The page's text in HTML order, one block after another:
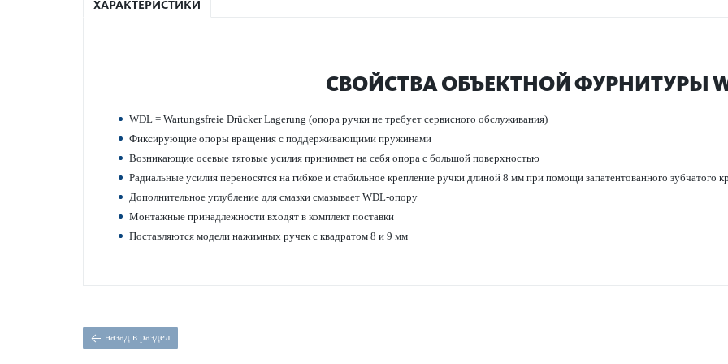
ХАРАКТЕРИСТИКИ
СВОЙСТВА ОБЪЕКТНОЙ ФУРНИТУРЫ
WDL = Wartungsfreie Drücker Lagerung (опора ручки не требует серв­исного обслуживания)
Фиксирующие опоры вращения с поддерживающими пружинами
Возн­и­к­ающие осевые тяговые усилия принимает на себя опора с большой пове­рхно­стью
Радиальные усилия пер­еносятся на гибкое и стабильное креп­ление ручки длиной 8 мм при помощи запатентованного зуб­чатого
Дополнительное углуб­л­ение для смазки смазывает WDL-опору
Монтажные принадлежности входят в комплект пос­т­авки
Пос­т­авляются модели нажимных ручек с квадратом 8 и 9 мм
назад в раздел